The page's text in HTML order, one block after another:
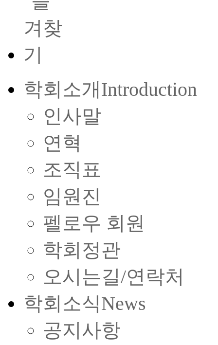
학회소개Introduction
인사말
연혁
조직표
임원진
펠로우 회원
학회정관
오시는길/연락처
학회소식News
공지사항